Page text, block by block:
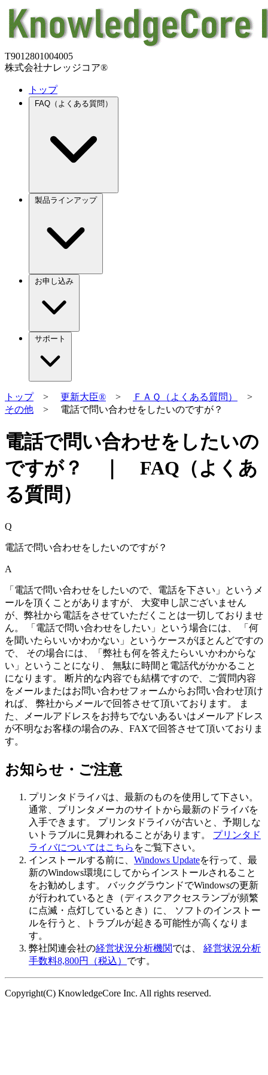
T9012801004005
株式会社ナレッジコア®
トップ
FAQ（よくある質問）
製品ラインアップ
お申し込み
サポート
トップ> 更新大臣® > ＦＡＱ（よくある質問）
>
その他 > 電話で問い合わせをしたいのですが？
電話で問い合わせをしたいの
ですが？ ｜ FAQ（よくあ
る質問）
Q
電話で問い合わせをしたいのですが？
A
「電話で問い合わせをしたいので、電話を下さい」というメ
ールを頂くことがありますが、 大変申し訳ございません
が、弊社から電話をさせていただくことは一切しておりませ
ん。 「電話で問い合わせをしたい」という場合には、 「 何
を聞いたらいいかわかない 」というケースがほとんどですの
で、 その場合には、「 弊社も何を答えたらいいかわからな
い 」ということになり、 無駄に時間と電話代がかかること
になります。 断片的な内容でも結構ですので、ご質問内容
をメールまたはお問い合わせフォームからお問い合わせ頂け
れば、 弊社からメールで回答させて頂いております。 ま
た、メールアドレスをお持ちでないあるいはメールアドレス
が不明なお客様の場合のみ、FAXで回答させて頂いておりま
す。
お知らせ・ご注意
プリンタドライバは、最新のものを使用して下さい。
通常、プリンタメーカのサイトから最新のドライバを
入手できます。 プリンタドライバが古いと、予期しな
いトラブルに見舞われることがあります。 プリンタド
ライバについてはこちら をご覧下さい。
インストールする前に、 Windows Updateを行って、最
新のWindows環境にしてからインストールされること
をお勧めします。 バックグラウンドでWindowsの更新
が行われているとき（ディスクアクセスランプが頻繁
に点滅・点灯しているとき）に、 ソフトのインストー
ルを行うと、トラブルが起きる可能性が高くなりま
す。
弊社関連会社の経営状況分析機関では、 経営状況分析
手数料8,800円（税込） です。
Copyright(C) KnowledgeCore Inc. All rights reserved.